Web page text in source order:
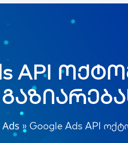
API
» Google Ads API